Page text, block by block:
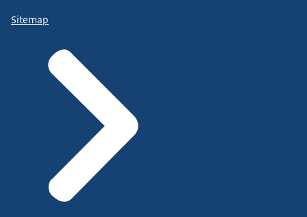
Sitemap